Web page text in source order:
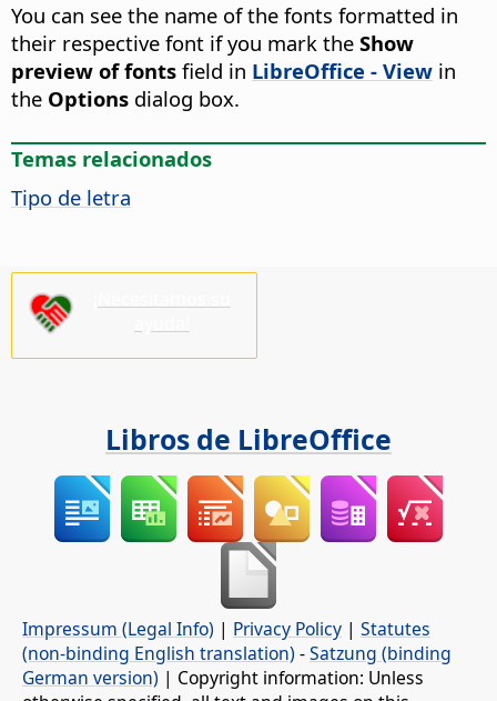
You can see the name of the fonts formatted in
their respective font if you mark the Show
preview of fonts field in LibreOffice - View in
the Options dialog box.
Temas relacionados
Tipo de letra
Libros de LibreOffice
Impressum (Legal Info) | Privacy Policy | Statutes
(non-binding English translation) -Satzung (binding
German version) | Copyright information: Unless